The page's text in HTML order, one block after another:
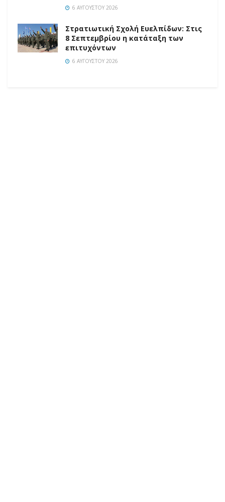
6 ΑΥΓΟΎΣΤΟΥ 2026
Στρατιωτική Σχολή Ευελπίδων: Στις
8 Σεπτεμβρίου η κατάταξη των
επιτυχόντων
6 ΑΥΓΟΎΣΤΟΥ 2026